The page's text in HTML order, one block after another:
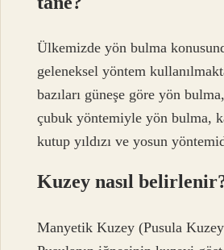
Ülkemizde yön bulma
geleneksel yöntem
bazıları güneşe göre yön
çubuk yöntemiyle yön bulma,
kutup yıldızı ve yosun
Kuzey nasıl
Manyetik Kuzey (Pusula